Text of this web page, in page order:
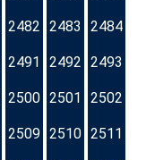
2482 2483 2484
2491 2492 2493
2500 2501 2502
2509 2510 2511